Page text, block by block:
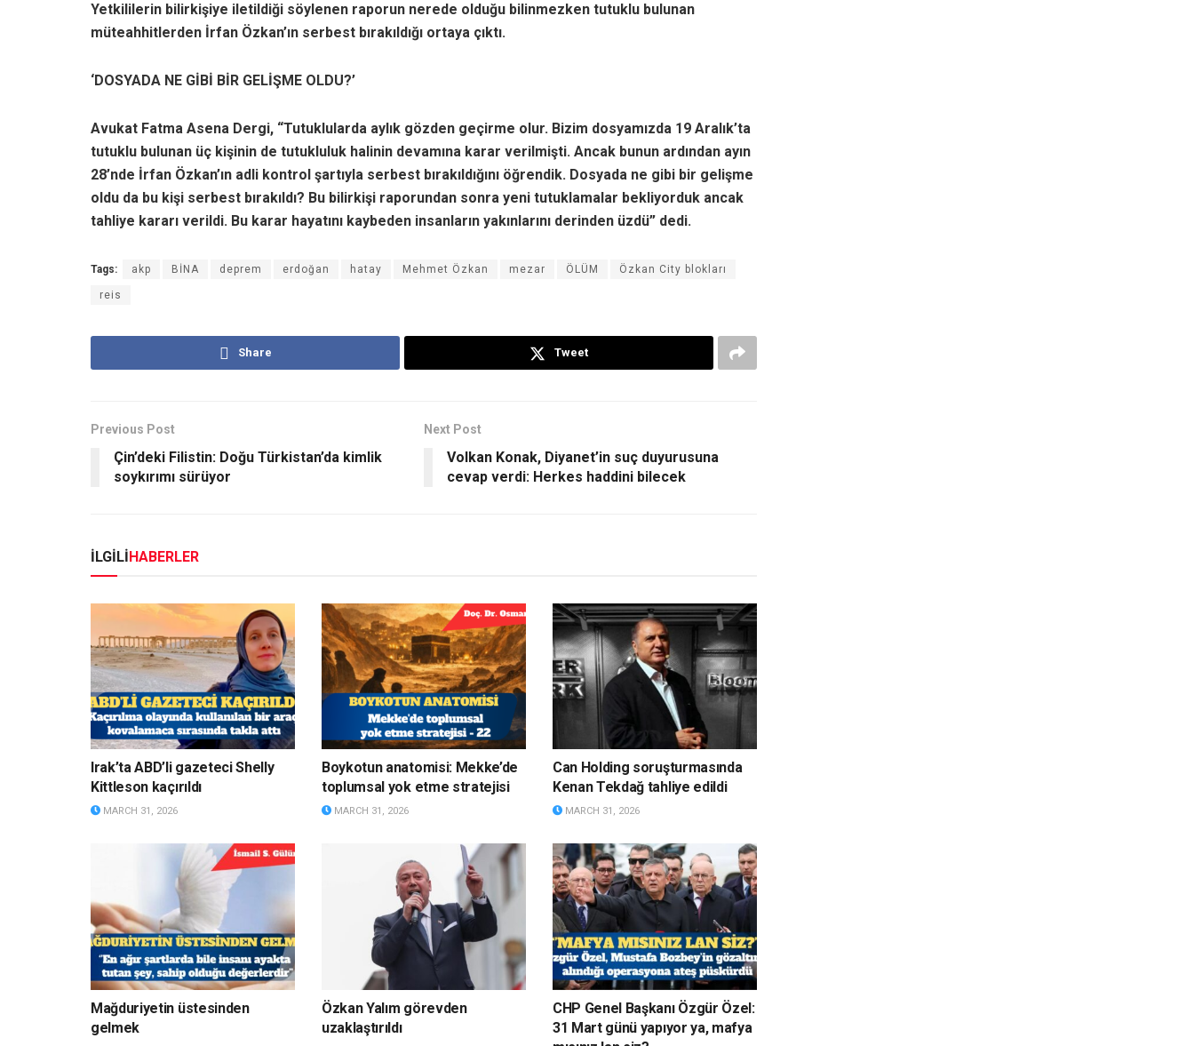
Yetkililerin bilirkişiye iletildiği söylenen raporun nerede olduğu bilinmezken tutuklu bulunan
müteahhitlerden İrfan Özkan’ın serbest bırakıldığı ortaya çıktı.
‘DOSYADA NE GİBİ BİR GELİŞME OLDU?’
Avukat Fatma Asena Dergi, “Tutuklularda aylık gözden geçirme olur. Bizim dosyamızda 19 Aralık’ta
tutuklu bulunan üç kişinin de tutukluluk halinin devamına karar verilmişti. Ancak bunun ardından ayın
28’nde İrfan Özkan’ın adli kontrol şartıyla serbest bırakıldığını öğrendik. Dosyada ne gibi bir gelişme
oldu da bu kişi serbest bırakıldı? Bu bilirkişi raporundan sonra yeni tutuklamalar bekliyorduk ancak
tahliye kararı verildi. Bu karar hayatını kaybeden insanların yakınlarını derinden üzdü” dedi.
Tags: akp BİNA deprem erdoğan hatay Mehmet Özkan mezar ÖLÜM Özkan City blokları
reis
Share Tweet
Previous Post
Çin’deki Filistin: Doğu Türkistan’da kimlik
soykırımı sürüyor
Next Post
Volkan Konak, Diyanet’in suç duyurusuna
cevap verdi: Herkes haddini bilecek
İLGİLİHABERLER
Irak’ta ABD’li gazeteci Shelly
Kittleson kaçırıldı
MARCH 31, 2026
Boykotun anatomisi: Mekke’de
toplumsal yok etme stratejisi
MARCH 31, 2026
Can Holding soruşturmasında
Kenan Tekdağ tahliye edildi
MARCH 31, 2026
Mağduriyetin üstesinden
gelmek
Özkan Yalım görevden
uzaklaştırıldı
CHP Genel Başkanı Özgür Özel:
31 Mart günü yapıyor ya, mafya